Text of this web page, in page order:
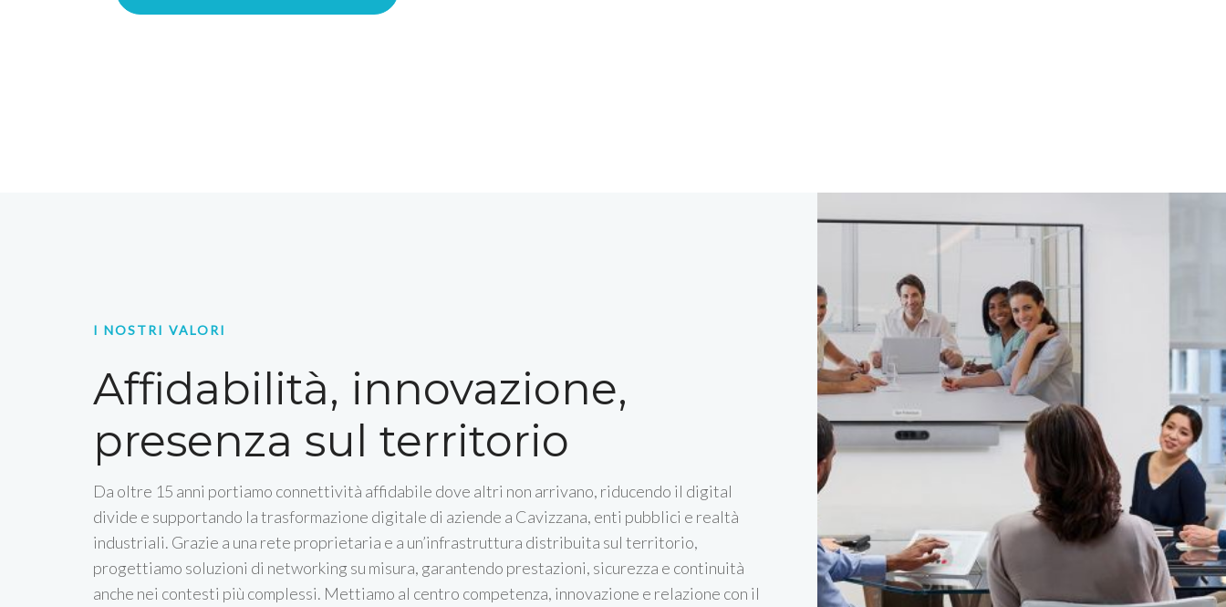
I NOSTRI VALORI
Affidabilità, innovazione,
presenza sul territorio
Da oltre 15 anni portiamo connettività affidabile dove altri non arrivano, riducendo il digital
divide e supportando la trasformazione digitale di aziende a Cavizzana, enti pubblici e realtà
industriali. Grazie a una rete proprietaria e a un’infrastruttura distribuita sul territorio,
progettiamo soluzioni di networking su misura, garantendo prestazioni, sicurezza e continuità
anche nei contesti più complessi. Mettiamo al centro competenza, innovazione e relazione con il